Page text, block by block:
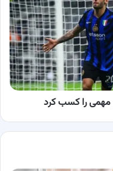
مهمی را کسب کرد